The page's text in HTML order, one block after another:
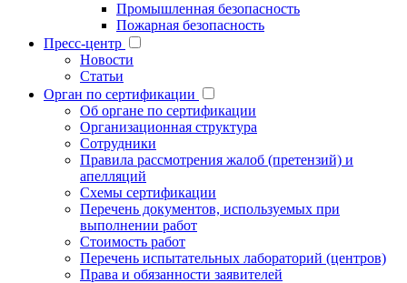
Промышленная безопасность
Пожарная безопасность
Пресс-центр
Новости
Статьи
Орган по сертификации
Об органе по сертификации
Организационная структура
Сотрудники
Правила рассмотрения жалоб (претензий) и
апелляций
Схемы сертификации
Перечень документов, используемых при
выполнении работ
Стоимость работ
Перечень испытательных лабораторий (центров)
Права и обязанности заявителей